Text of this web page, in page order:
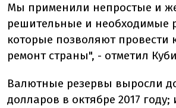
Мы применили непростые и
решительные и необходимые
которые позволяют провести
ремонт страны", - отметил
Валютные резервы выросли
долларов в октябре 2017